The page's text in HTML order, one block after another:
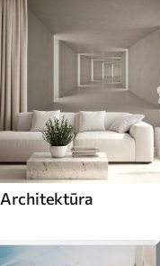
Architektūra